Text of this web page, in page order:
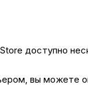
доступно
вы можете